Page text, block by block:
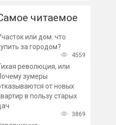
читаемое
или дом: что
за городом?
4559
революция, или
зумеры
от новых
в пользу старых
3869